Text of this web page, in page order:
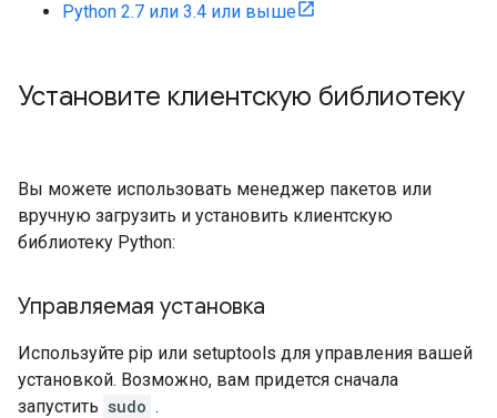
Python 2.7 или 3.4 или выше
Установите клиентскую библиотеку
Вы можете использовать менеджер пакетов или
вручную загрузить и установить клиентскую
библиотеку Python:
Управляемая установка
Используйте pip или setuptools для управления вашей
установкой. Возможно, вам придется сначала
запустить sudo .